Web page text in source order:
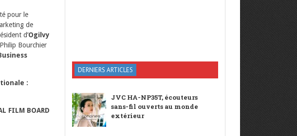
pour le
de
d’Ogilvy
Bourchier
:
FILM BOARD
DERNIERS ARTICLES
JVC HA-NP35T, écouteurs
sans-fil ouverts au monde
extérieur